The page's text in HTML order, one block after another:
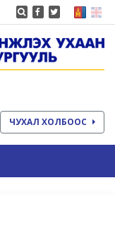
ЧУХАЛ ХОЛБООС